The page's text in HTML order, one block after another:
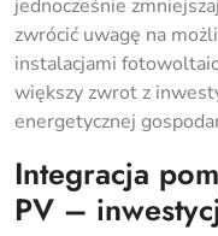
jednocześnie
zwrócić uwagę na
instalacjami
większy zwrot z
energetycznej
Integracja
PV –